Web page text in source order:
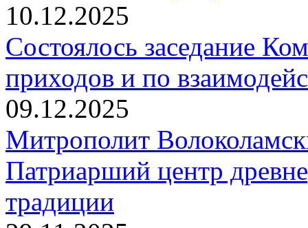
10.12.2025
Состоялось заседание
приходов и по
09.12.2025
Митрополит
Патриарший центр
традиции